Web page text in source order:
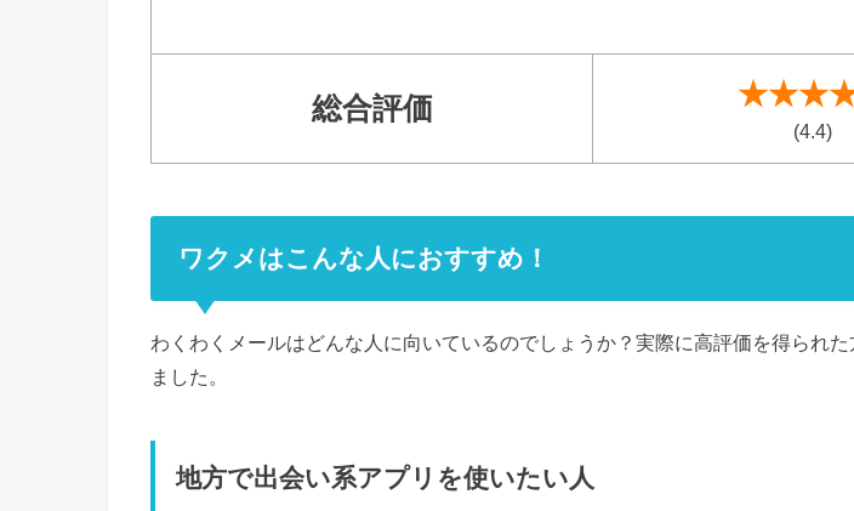
総合評価
(4.4)
ワクメはこんな人におすすめ！
わくわくメールはどんな人に向いているのでしょうか？実際に高評価を得られ
ました。
地方で出会い系アプリを使いたい人